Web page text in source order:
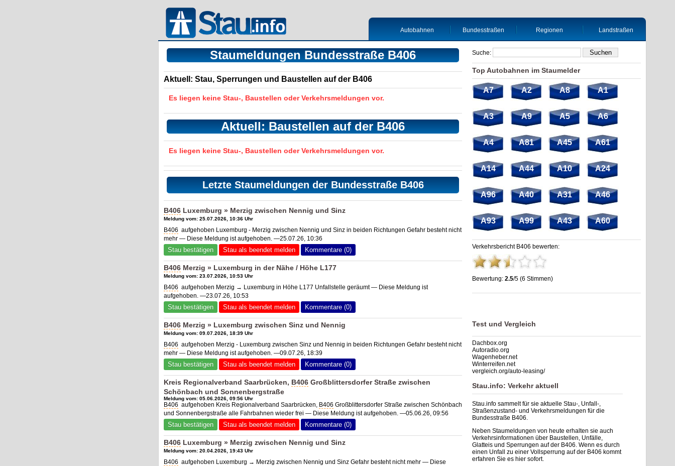
Autobahnen Bundesstraßen Regionen Landstraßen
Staumeldungen Bundesstraße B406
Aktuell: Stau, Sperrungen und Baustellen auf der B406
Es liegen keine Stau-, Baustellen oder Verkehrsmeldungen vor.
Aktuell: Baustellen auf der B406
Es liegen keine Stau-, Baustellen oder Verkehrsmeldungen vor.
Letzte Staumeldungen der Bundesstraße B406
B406 Luxemburg » Merzig zwischen Nennig und Sinz
Meldung vom: 25.07.2026, 10:36 Uhr
B406 aufgehoben Luxemburg - Merzig zwischen Nennig und Sinz in beiden Richtungen Gefahr besteht nicht
mehr — Diese Meldung ist aufgehoben. —25.07.26, 10:36
Stau bestätigen Stau als beendet melden Kommentare (0)
B406 Merzig » Luxemburg in der Nähe / Höhe L177
Meldung vom: 23.07.2026, 10:53 Uhr
B406 aufgehoben Merzig → Luxemburg in Höhe L177 Unfallstelle geräumt — Diese Meldung ist
aufgehoben. —23.07.26, 10:53
Stau bestätigen Stau als beendet melden Kommentare (0)
B406 Merzig » Luxemburg zwischen Sinz und Nennig
Meldung vom: 09.07.2026, 18:39 Uhr
B406 aufgehoben Merzig - Luxemburg zwischen Sinz und Nennig in beiden Richtungen Gefahr besteht nicht
mehr — Diese Meldung ist aufgehoben. —09.07.26, 18:39
Stau bestätigen Stau als beendet melden Kommentare (0)
Kreis Regionalverband Saarbrücken, B406 Großblittersdorfer Straße zwischen
Schönbach und Sonnenbergstraße
Meldung vom: 05.06.2026, 09:56 Uhr
B406 aufgehoben Kreis Regionalverband Saarbrücken, B406 Großblittersdorfer Straße zwischen Schönbach
und Sonnenbergstraße alle Fahrbahnen wieder frei — Diese Meldung ist aufgehoben. —05.06.26, 09:56
Stau bestätigen Stau als beendet melden Kommentare (0)
B406 Luxemburg » Merzig zwischen Nennig und Sinz
Meldung vom: 20.04.2026, 19:43 Uhr
B406 aufgehoben Luxemburg → Merzig zwischen Nennig und Sinz Gefahr besteht nicht mehr — Diese
Suche:
Top Autobahnen im Staumelder
A7 A2 A8 A1
A3 A9 A5 A6
A4 A81 A45 A61
A14 A44 A10 A24
A96 A40 A31 A46
A93 A99 A43 A60
Verkehrsbericht B406 bewerten:
Bewertung: 2.5/5 (6 Stimmen)
Stau B406: Unfälle, Sperrung & Baustellen | Staumelder B406
Test und Vergleich
Dachbox.org
Autoradio.org
Wagenheber.net
Winterreifen.net
vergleich.org/auto-leasing/
Stau.info: Verkehr aktuell
Stau.info sammelt für sie aktuelle Stau-, Unfall-,
Straßenzustand- und Verkehrsmeldungen für die
Bundesstraße B406.
Neben Staumeldungen von heute erhalten sie auch
Verkehrsinformationen über Baustellen, Unfälle,
Glatteis und Sperrungen auf der B406. Wenn es durch
einen Unfall zu einer Vollsperrung auf der B406 kommt
erfahren Sie es hier sofort.